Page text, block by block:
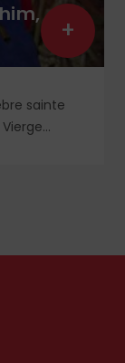
sainte
sa piété
+